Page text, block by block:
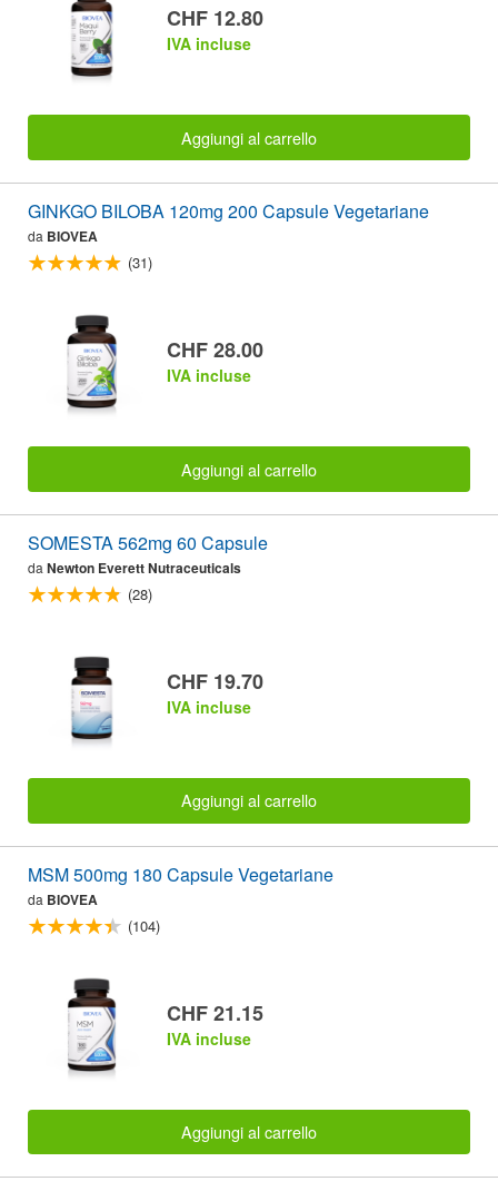
CHF 12.80
IVA incluse
Aggiungi al carrello
GINKGO BILOBA 120mg 200 Capsule Vegetariane
da BIOVEA
(31)
CHF 28.00
IVA incluse
Aggiungi al carrello
SOMESTA 562mg 60 Capsule
da Newton Everett Nutraceuticals
(28)
CHF 19.70
IVA incluse
Aggiungi al carrello
MSM 500mg 180 Capsule Vegetariane
da BIOVEA
(104)
CHF 21.15
IVA incluse
Aggiungi al carrello